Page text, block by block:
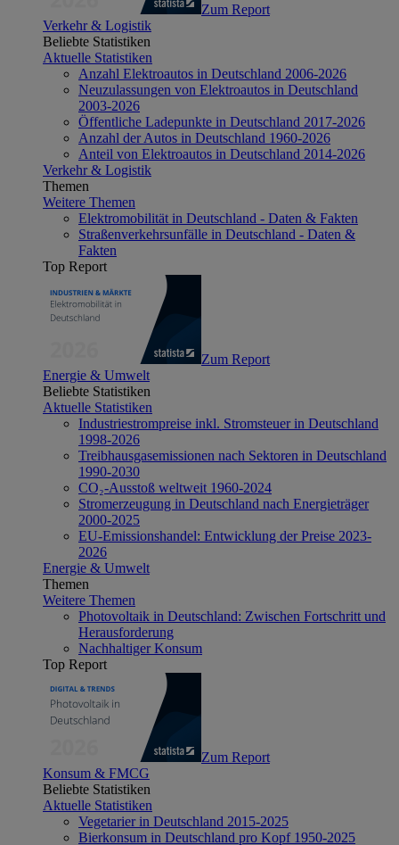
Zum Report
Verkehr & Logistik
Beliebte Statistiken
Aktuelle Statistiken
Anzahl Elektroautos in Deutschland 2006-2026
Neuzulassungen von Elektroautos in Deutschland
2003-2026
Öffentliche Ladepunkte in Deutschland 2017-2026
Anzahl der Autos in Deutschland 1960-2026
Anteil von Elektroautos in Deutschland 2014-2026
Verkehr & Logistik
Themen
Weitere Themen
Elektromobilität in Deutschland - Daten & Fakten
Straßenverkehrsunfälle in Deutschland - Daten &
Fakten
Top Report
Zum Report
Energie & Umwelt
Beliebte Statistiken
Aktuelle Statistiken
Industriestrompreise inkl. Stromsteuer in Deutschland
1998-2026
Treibhausgasemissionen nach Sektoren in Deutschland
1990-2030
CO₂-Ausstoß weltweit 1960-2024
Stromerzeugung in Deutschland nach Energieträger
2000-2025
EU-Emissionshandel: Entwicklung der Preise 2023-
2026
Energie & Umwelt
Themen
Weitere Themen
Photovoltaik in Deutschland: Zwischen Fortschritt und
Herausforderung
Nachhaltiger Konsum
Top Report
Zum Report
Konsum & FMCG
Beliebte Statistiken
Aktuelle Statistiken
Vegetarier in Deutschland 2015-2025
Bierkonsum in Deutschland pro Kopf 1950-2025